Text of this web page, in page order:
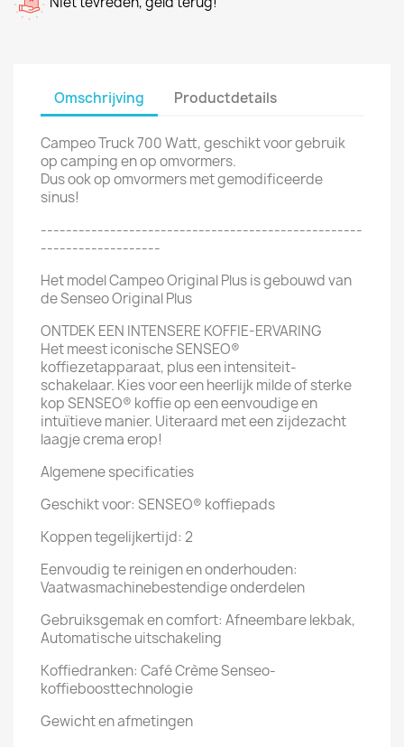
Omschrijving Productdetails
Campeo Truck 700 Watt, geschikt voor gebruik
op camping en op omvormers.
Dus ook op omvormers met gemodificeerde
sinus!
---------------------------------------------------
-------------------
Het model Campeo Original Plus is gebouwd van
de Senseo Original Plus
ONTDEK EEN INTENSERE KOFFIE-ERVARING
Het meest iconische SENSEO®
koffiezetapparaat, plus een intensiteit-
schakelaar. Kies voor een heerlijk milde of sterke
kop SENSEO® koffie op een eenvoudige en
intuïtieve manier. Uiteraard met een zijdezacht
laagje crema erop!
Algemene specificaties
Geschikt voor: SENSEO® koffiepads
Koppen tegelijkertijd: 2
Eenvoudig te reinigen en onderhouden:
Vaatwasmachinebestendige onderdelen
Gebruiksgemak en comfort: Afneembare lekbak,
Automatische uitschakeling
Koffiedranken: Café Crème Senseo-
koffieboosttechnologie
Gewicht en afmetingen